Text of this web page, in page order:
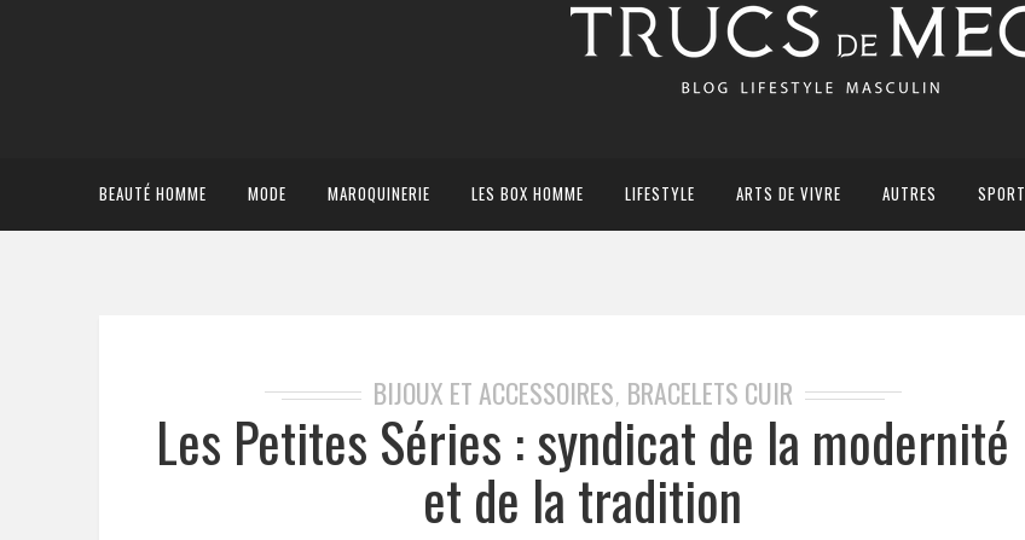
BEAUTÉ HOMME MODE MAROQUINERIE LES BOX HOMME LIFESTYLE ARTS DE VIVRE AUTRES SPORT
BIJOUX ET ACCESSOIRES, BRACELETS CUIR
Les Petites Séries : syndicat de la modernité
et de la tradition